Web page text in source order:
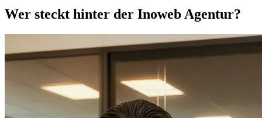
Wer steckt hinter der Inoweb Agentur?